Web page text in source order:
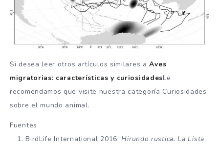
Si desea leer otros artículos similares aAves
migratorias: características y curiosidadesLe
recomendamos que visite nuestra categoría Curiosidades
sobre el mundo animal.
Fuentes
BirdLife International 2016.Hirundo rustica. La Lista